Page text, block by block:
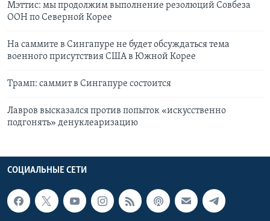
Мэттис: мы продолжим выполнение резолюций Совбеза
ООН по Северной Корее
На саммите в Сингапуре не будет обсуждаться тема
военного присутствия США в Южной Корее
Трамп: саммит в Сингапуре состоится
Лавров высказался против попыток «искусственно
подгонять» денуклеаризацию
СОЦИАЛЬНЫЕ СЕТИ